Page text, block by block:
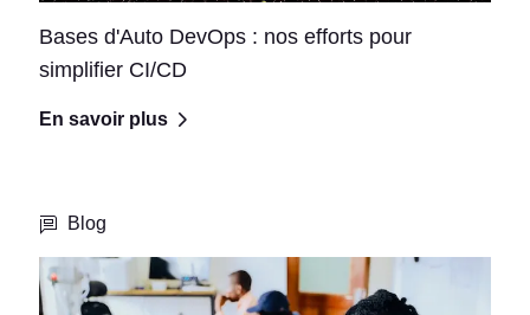
Bases d'Auto DevOps : nos efforts pour
simplifier CI/CD
En savoir plus
Blog